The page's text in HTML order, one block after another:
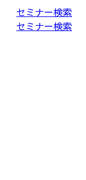
セミナー検索
セミナー検索